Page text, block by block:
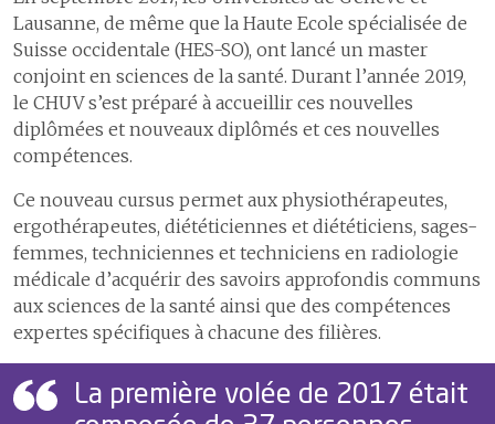
Lausanne, de même que la Haute Ecole spécialisée de
Suisse occidentale (HES-SO), ont lancé un master
conjoint en sciences de la santé. Durant l’année 2019,
le CHUV s’est préparé à accueillir ces nouvelles
diplômées et nouveaux diplômés et ces nouvelles
compétences.
Ce nouveau cursus permet aux physiothérapeutes,
ergothérapeutes, diététiciennes et diététiciens, sages-
femmes, techniciennes et techniciens en radiologie
médicale d’acquérir des savoirs approfondis communs
aux sciences de la santé ainsi que des compétences
expertes spécifiques à chacune des filières.
La première volée de 2017 était